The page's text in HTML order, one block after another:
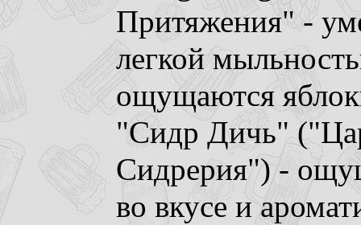
Притяжения" -
легкой
ощущаются
"Сидр Дичь"
Сидрерия") -
во вкусе и